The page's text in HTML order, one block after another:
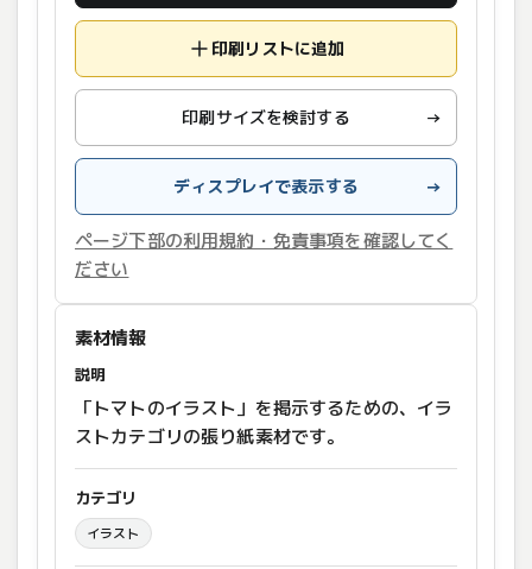
印刷リストに追加
印刷サイズを検討する →
ディスプレイで表示する →
ページ下部の利用規約・免責事項を確認してく
ださい
素材情報
説明
「トマトのイラスト」を掲示するための、イラ
ストカテゴリの張り紙素材です。
カテゴリ
イラスト